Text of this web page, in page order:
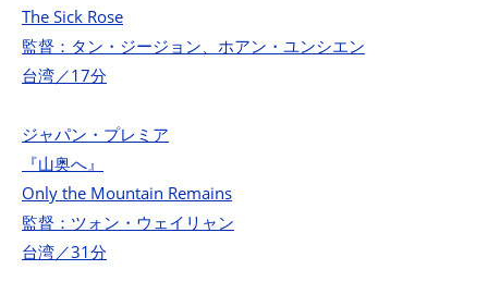
The Sick Rose
監督：タン・ジージョン、ホアン・ユンシエン
台湾／17分
ジャパン・プレミア
『山奥へ』
Only the Mountain Remains
監督：ツォン・ウェイリャン
台湾／31分